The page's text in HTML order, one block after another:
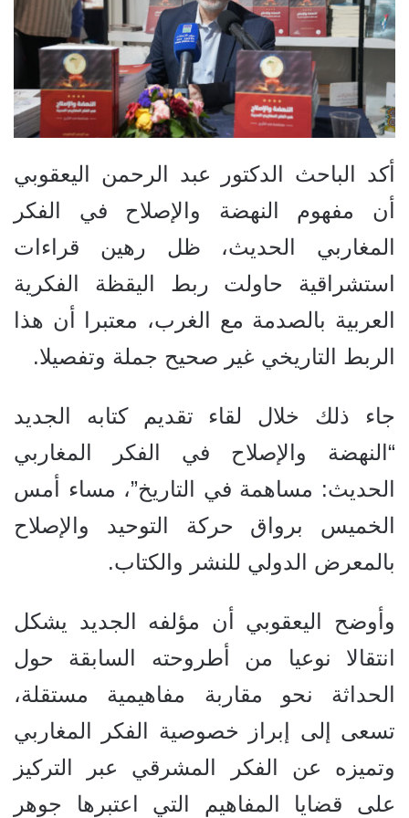
أكد الباحث الدكتور عبد الرحمن اليعقوبي
أن مفهوم النهضة والإصلاح في الفكر
المغاربي الحديث، ظل رهين قراءات
استشراقية حاولت ربط اليقظة الفكرية
العربية بالصدمة مع الغرب، معتبرا أن هذا
الربط التاريخي غير صحيح جملة وتفصيلا.
جاء ذلك خلال لقاء تقديم كتابه الجديد
“النهضة والإصلاح في الفكر المغاربي
الحديث: مساهمة في التاريخ”، مساء أمس
الخميس برواق حركة التوحيد والإصلاح
بالمعرض الدولي للنشر والكتاب.
وأوضح اليعقوبي أن مؤلفه الجديد يشكل
انتقالا نوعيا من أطروحته السابقة حول
الحداثة نحو مقاربة مفاهيمية مستقلة،
تسعى إلى إبراز خصوصية الفكر المغاربي
وتميزه عن الفكر المشرقي عبر التركيز
على قضايا المفاهيم التي اعتبرها جوهر